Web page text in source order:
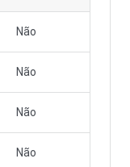
Não
Não
Não
Não